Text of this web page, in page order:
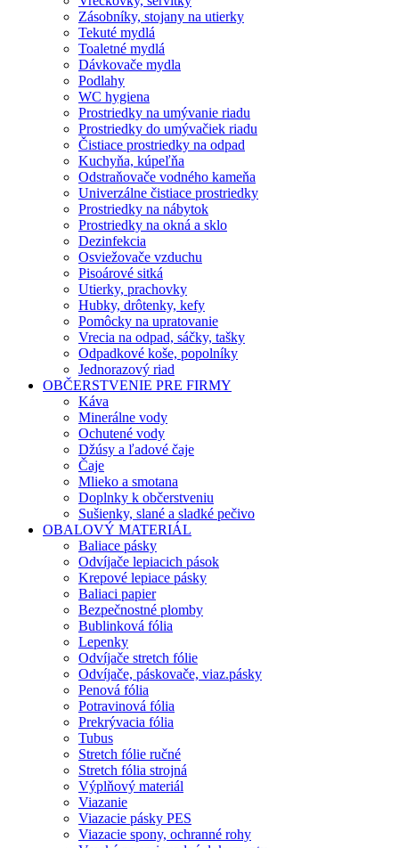
Zásobníky, stojany na utierky
Tekuté mydlá
Toaletné mydlá
Dávkovače mydla
Podlahy
WC hygiena
Prostriedky na umývanie riadu
Prostriedky do umývačiek riadu
Čistiace prostriedky na odpad
Kuchyňa, kúpeľňa
Odstraňovače vodného kameňa
Univerzálne čistiace prostriedky
Prostriedky na nábytok
Prostriedky na okná a sklo
Dezinfekcia
Osviežovače vzduchu
Pisoárové sitká
Utierky, prachovky
Hubky, drôtenky, kefy
Pomôcky na upratovanie
Vrecia na odpad, sáčky, tašky
Odpadkové koše, popolníky
Jednorazový riad
OBČERSTVENIE PRE FIRMY
Káva
Minerálne vody
Ochutené vody
Džúsy a ľadové čaje
Čaje
Mlieko a smotana
Doplnky k občerstveniu
Sušienky, slané a sladké pečivo
OBALOVÝ MATERIÁL
Baliace pásky
Odvíjače lepiacich pások
Krepové lepiace pásky
Baliaci papier
Bezpečnostné plomby
Bublinková fólia
Lepenky
Odvíjače stretch fólie
Odvíjače, páskovače, viaz.pásky
Penová fólia
Potravinová fólia
Prekrývacia fólia
Tubus
Stretch fólie ručné
Stretch fólia strojná
Výplňový materiál
Viazanie
Viazacie pásky PES
Viazacie spony, ochranné rohy